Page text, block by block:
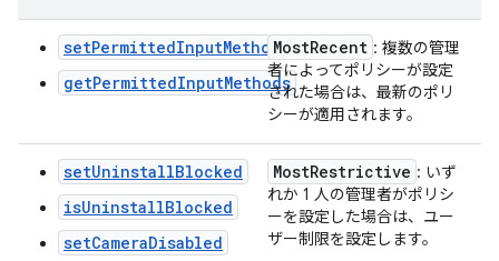
setPermittedInputMethods
getPermittedInputMethods
MostRecent : 複数の管理
者によってポリシーが設定
された場合は、最新のポリ
シーが適用されます。
setUninstallBlocked
isUninstallBlocked
setCameraDisabled
MostRestrictive : いず
れか 1 人の管理者がポリシ
ーを設定した場合は、ユー
ザー制限を設定します。